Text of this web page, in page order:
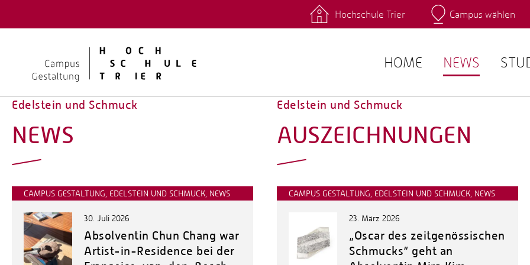
Kontakt Fachrichtungen Intranet
Hochschule Trier Campus wählen
HOME NEWS
Edelstein und Schmuck
NEWS
CAMPUS GESTALTUNG, EDELSTEIN UND SCHMUCK, NEWS
30. Juli 2026
Absolventin Chun Chang war
Artist-in-Residence bei der
Edelstein und Schmuck
AUSZEICHNUNGEN
CAMPUS GESTALTUNG, EDELSTEIN UND SCHMUCK, NEWS
23. März 2026
„Oscar des zeitgenössischen
Schmucks“ geht an